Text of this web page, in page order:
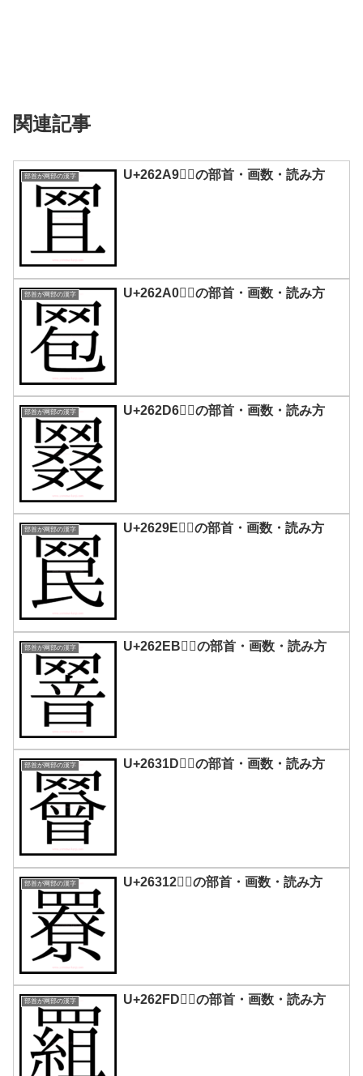
関連記事
部首が网部の漢字 U+262A9｜𦊩の部首・画数・読み方
部首が网部の漢字 U+262A0｜𦊠の部首・画数・読み方
部首が网部の漢字 U+262D6｜𦋖の部首・画数・読み方
部首が网部の漢字 U+2629E｜𦊞の部首・画数・読み方
部首が网部の漢字 U+262EB｜𦋫の部首・画数・読み方
部首が网部の漢字 U+2631D｜𦌝の部首・画数・読み方
部首が网部の漢字 U+26312｜𦌒の部首・画数・読み方
部首が网部の漢字 U+262FD｜𦋽の部首・画数・読み方